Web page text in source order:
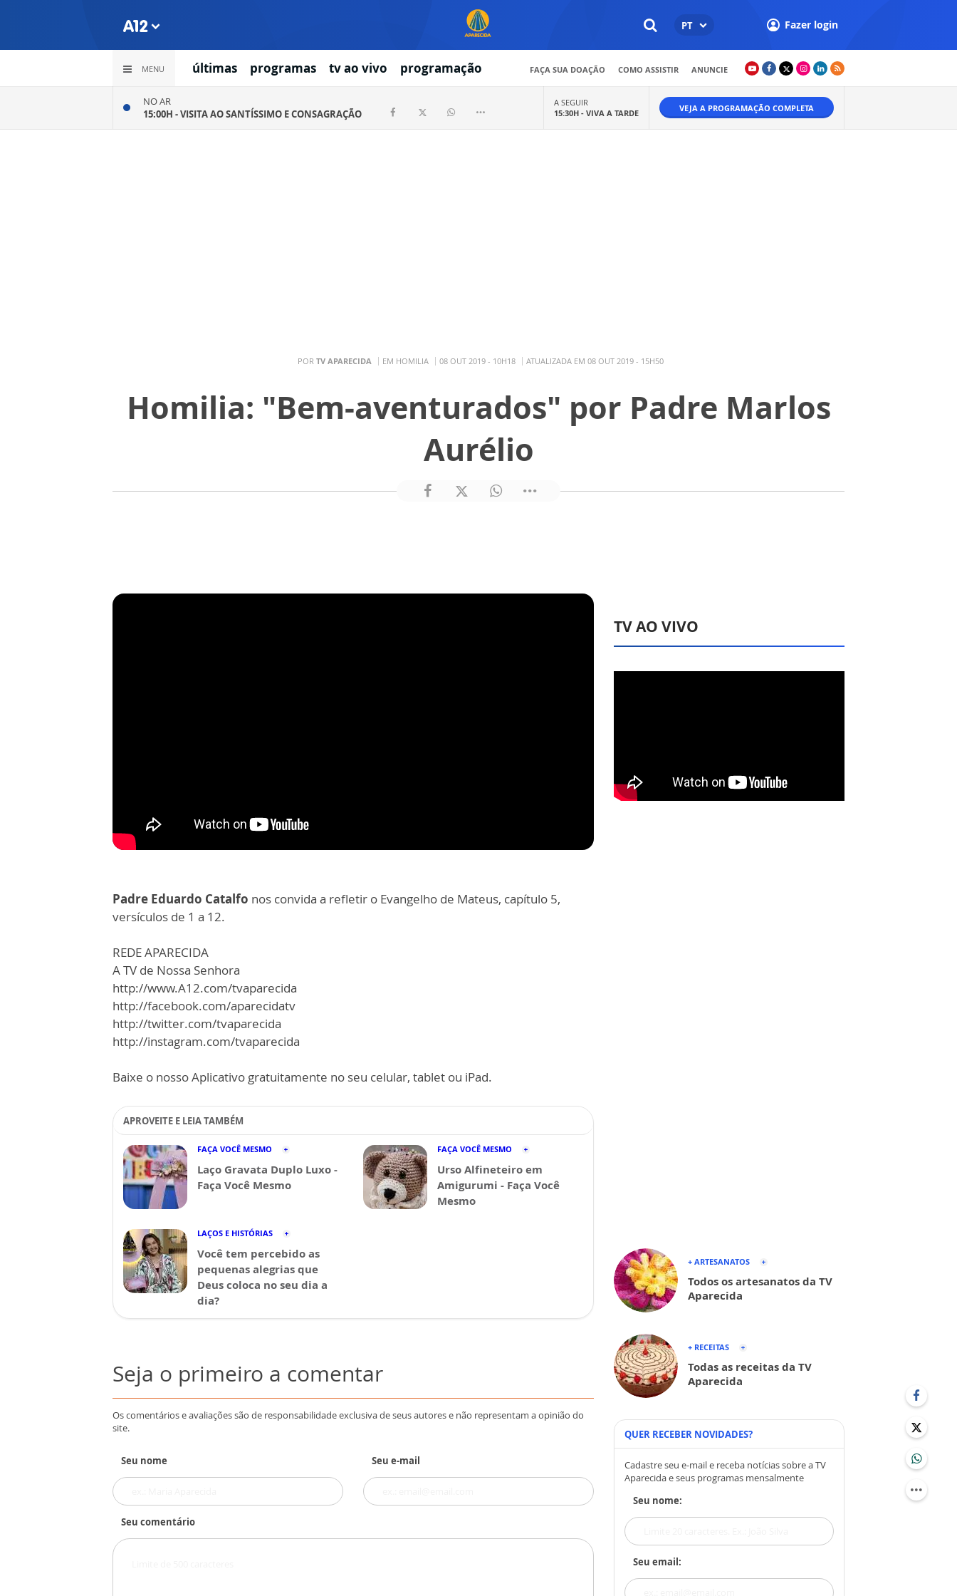
PT Fazer login
MENU últimas programas tv ao vivo programação FAÇA SUA DOAÇÃO COMO ASSISTIR ANUNCIE
NO AR
15:00H -VISITA AO SANTÍSSIMO E CONSAGRAÇÃO
A SEGUIR
15:30H - VIVA A TARDE VEJA A PROGRAMAÇÃO COMPLETA
POR TV APARECIDA EM HOMILIA 08 OUT 2019 - 10H18 ATUALIZADA EM 08 OUT 2019 - 15H50
Homilia: "Bem-aventurados" por Padre Marlos
Aurélio
Padre Eduardo Catalfo nos convida a refletir o Evangelho de Mateus, capítulo 5,
versículos de 1 a 12.
REDE APARECIDA
A TV de Nossa Senhora
http://www.A12.com/tvaparecida
http://facebook.com/aparecidatv
http://twitter.com/tvaparecida
http://instagram.com/tvaparecida
Baixe o nosso Aplicativo gratuitamente no seu celular, tablet ou iPad.
APROVEITE E LEIA TAMBÉM
FAÇA VOCÊ MESMO
Laço Gravata Duplo Luxo -
Faça Você Mesmo
FAÇA VOCÊ MESMO
Urso Alfineteiro em
Amigurumi - Faça Você
Mesmo
LAÇOS E HISTÓRIAS
Você tem percebido as
pequenas alegrias que
Deus coloca no seu dia a
dia?
Seja o primeiro a comentar
Os comentários e avaliações são de responsabilidade exclusiva de seus autores e não representam a opinião do
site.
Seu nome Seu e-mail
Seu comentário
TV AO VIVO
+ ARTESANATOS
Todos os artesanatos da TV
Aparecida
+ RECEITAS
Todas as receitas da TV
Aparecida
QUER RECEBER NOVIDADES?
Cadastre seu e-mail e receba notícias sobre a TV
Aparecida e seus programas mensalmente
Seu nome:
Seu email: